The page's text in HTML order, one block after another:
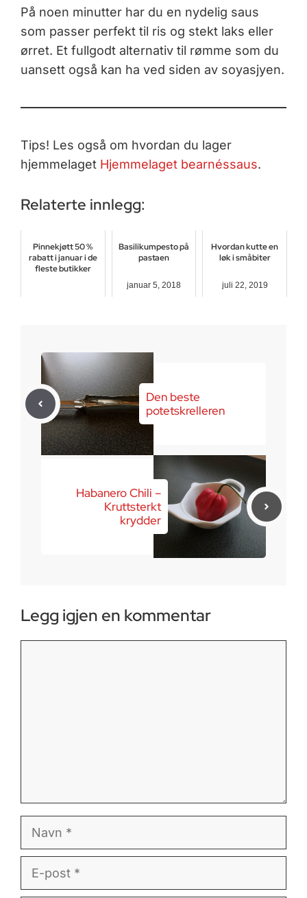
På noen minutter har du en nydelig saus
som passer perfekt til ris og stekt laks eller
ørret. Et fullgodt alternativ til rømme som du
uansett også kan ha ved siden av soyasjyen.
Tips! Les også om hvordan du lager
hjemmelaget Hjemmelaget bearnéssaus.
Relaterte innlegg:
Pinnekjøtt 50 %
rabatt i januar i de
fleste butikker
Basilikumpesto på
pastaen
januar 5, 2018
Hvordan kutte en
løk i småbiter
juli 22, 2019
Den beste
potetskrelleren
Habanero Chili –
Kruttsterkt
krydder
Legg igjen en kommentar
Navn
E-
post